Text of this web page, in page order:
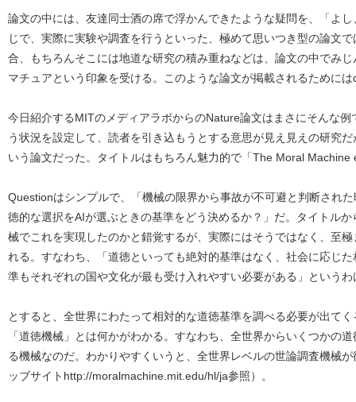
論文の中には、友達同士酒の席で浮かんできたような疑問を、「よ
じで、実際に実験や調査を行うといった、極めて思いつき型の論文
合、もちろんそこには地道な研究の積み重ねなどは、論文の中でみ
マチュアという印象を受ける。このような論文が掲載されるために
今日紹介するMITのメディアラボからのNature論文はまさにそんな
う状況を設定して、読者を引き込もうとする意思が見え見えの研究
いう論文だった。タイトルはもちろん魅力的で「The Moral
Questionはシンプルで、「機械の限界から事故が不可避と判断され
徳的な選択をAIが選ぶときの基準をどう決めるか？」だ。タイトル
械でこれを実現したのかと錯覚するが、実際にはそうではなく、至
れる。すなわち、「道徳といっても絶対的基準はなく、社会に応じ
準もそれぞれの国や文化が最も受け入れやすい必要がある」というわ
とすると、全世界にわたって相対的な道徳基準を調べる必要が出て
「道徳機械」とは何かがわかる。すなわち、全世界からいくつかの
る機械なのだ。わかりやすくいうと、全世界レベルの世論調査機械
ッブサイトhttp://moralmachine.mit.edu/hl/ja参照）。